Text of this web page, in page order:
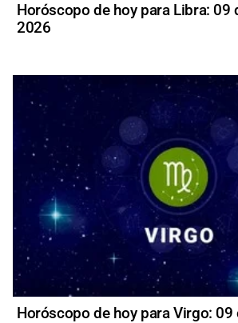
Horóscopo de hoy para Libra: 09
2026
Horóscopo de hoy para Virgo: 09